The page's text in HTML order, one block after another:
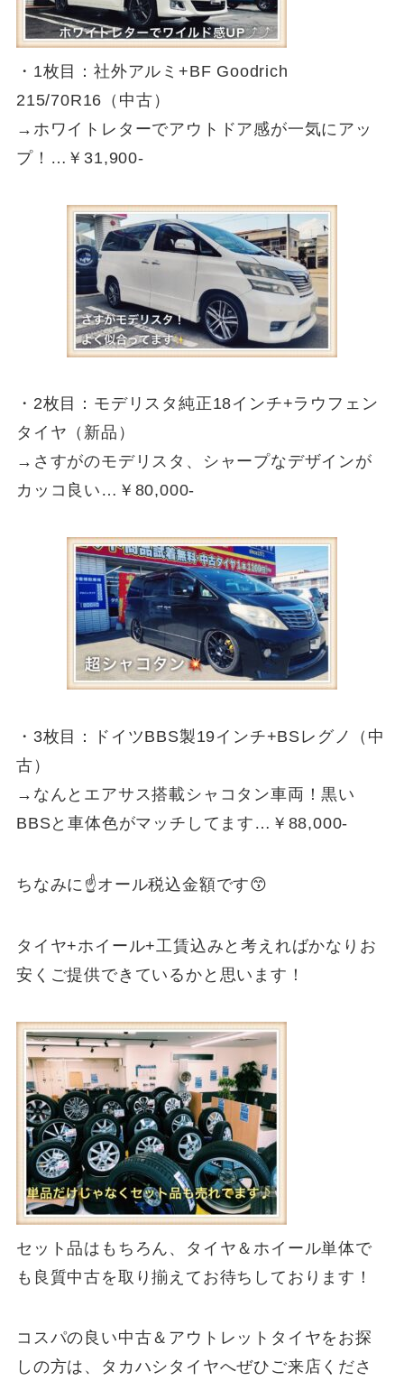
・1枚目：社外アルミ+BF Goodrich
215/70R16（中古）
→ホワイトレターでアウトドア感が一気にアッ
プ！…￥31,900-
・2枚目：モデリスタ純正18インチ+ラウフェン
タイヤ（新品）
→さすがのモデリスタ、シャープなデザインが
カッコ良い…￥80,000-
・3枚目：ドイツBBS製19インチ+BSレグノ（中
古）
→なんとエアサス搭載シャコタン車両！黒い
BBSと車体色がマッチしてます…￥88,000-
ちなみに☝オール税込金額です😙
タイヤ+ホイール+工賃込みと考えればかなりお
安くご提供できているかと思います！
セット品はもちろん、タイヤ＆ホイール単体で
も良質中古を取り揃えてお待ちしております！
コスパの良い中古＆アウトレットタイヤをお探
しの方は、タカハシタイヤへぜひご来店くださ